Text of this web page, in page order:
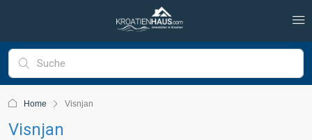
Home Visnjan
Visnjan